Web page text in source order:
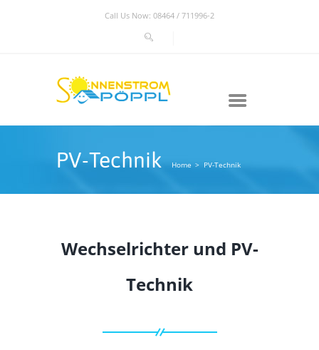
Call Us Now: 08464 / 711996-2
PV-Technik Home PV-Technik
Wechselrichter und PV-
Technik